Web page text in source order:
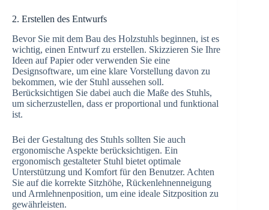
2. Erstellen des Entwurfs
Bevor Sie mit dem Bau des Holzstuhls beginnen, ist es
wichtig, einen Entwurf zu erstellen. Skizzieren Sie Ihre
Ideen auf Papier oder verwenden Sie eine
Designsoftware, um eine klare Vorstellung davon zu
bekommen, wie der Stuhl aussehen soll.
Berücksichtigen Sie dabei auch die Maße des Stuhls,
um sicherzustellen, dass er proportional und funktional
ist.
Bei der Gestaltung des Stuhls sollten Sie auch
ergonomische Aspekte berücksichtigen. Ein
ergonomisch gestalteter Stuhl bietet optimale
Unterstützung und Komfort für den Benutzer. Achten
Sie auf die korrekte Sitzhöhe, Rückenlehnenneigung
und Armlehnenposition, um eine ideale Sitzposition zu
gewährleisten.